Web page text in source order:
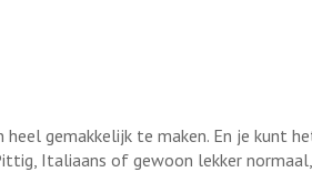
heel gemakkelijk te maken. En je kunt
Italiaans of gewoon lekker